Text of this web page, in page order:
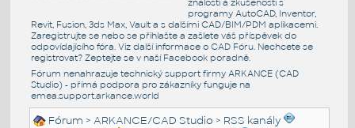
znalosti a zkušenosti s
programy AutoCAD, Inventor,
Revit, Fusion, 3ds Max, Vault a s dalšími CAD/BIM/PDM aplikacemi.
Zaregistrujte se nebo se přihlašte a zašlete váš příspěvek do
odpovídajícího fóra. Viz další informace o CAD Fóru. Nechcete se
registrovat? Zeptejte se v naší Facebook poradně.
Fórum nenahrazuje technický support firmy ARKANCE (CAD
Studio) - přímá podpora pro zákazníky funguje na
emea.support.arkance.world
Fórum >ARKANCE/CAD Studio > RSS kanály